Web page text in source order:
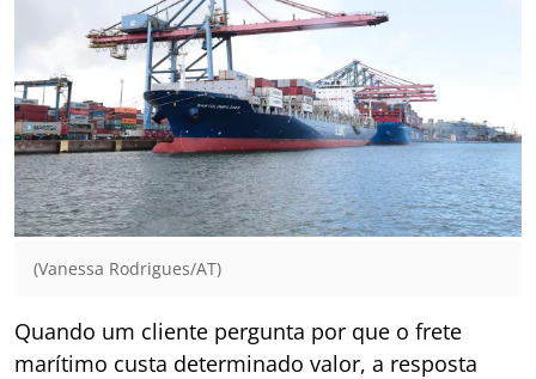
(Vanessa Rodrigues/AT)
Quando um cliente pergunta por que o frete
marítimo custa determinado valor, a resposta